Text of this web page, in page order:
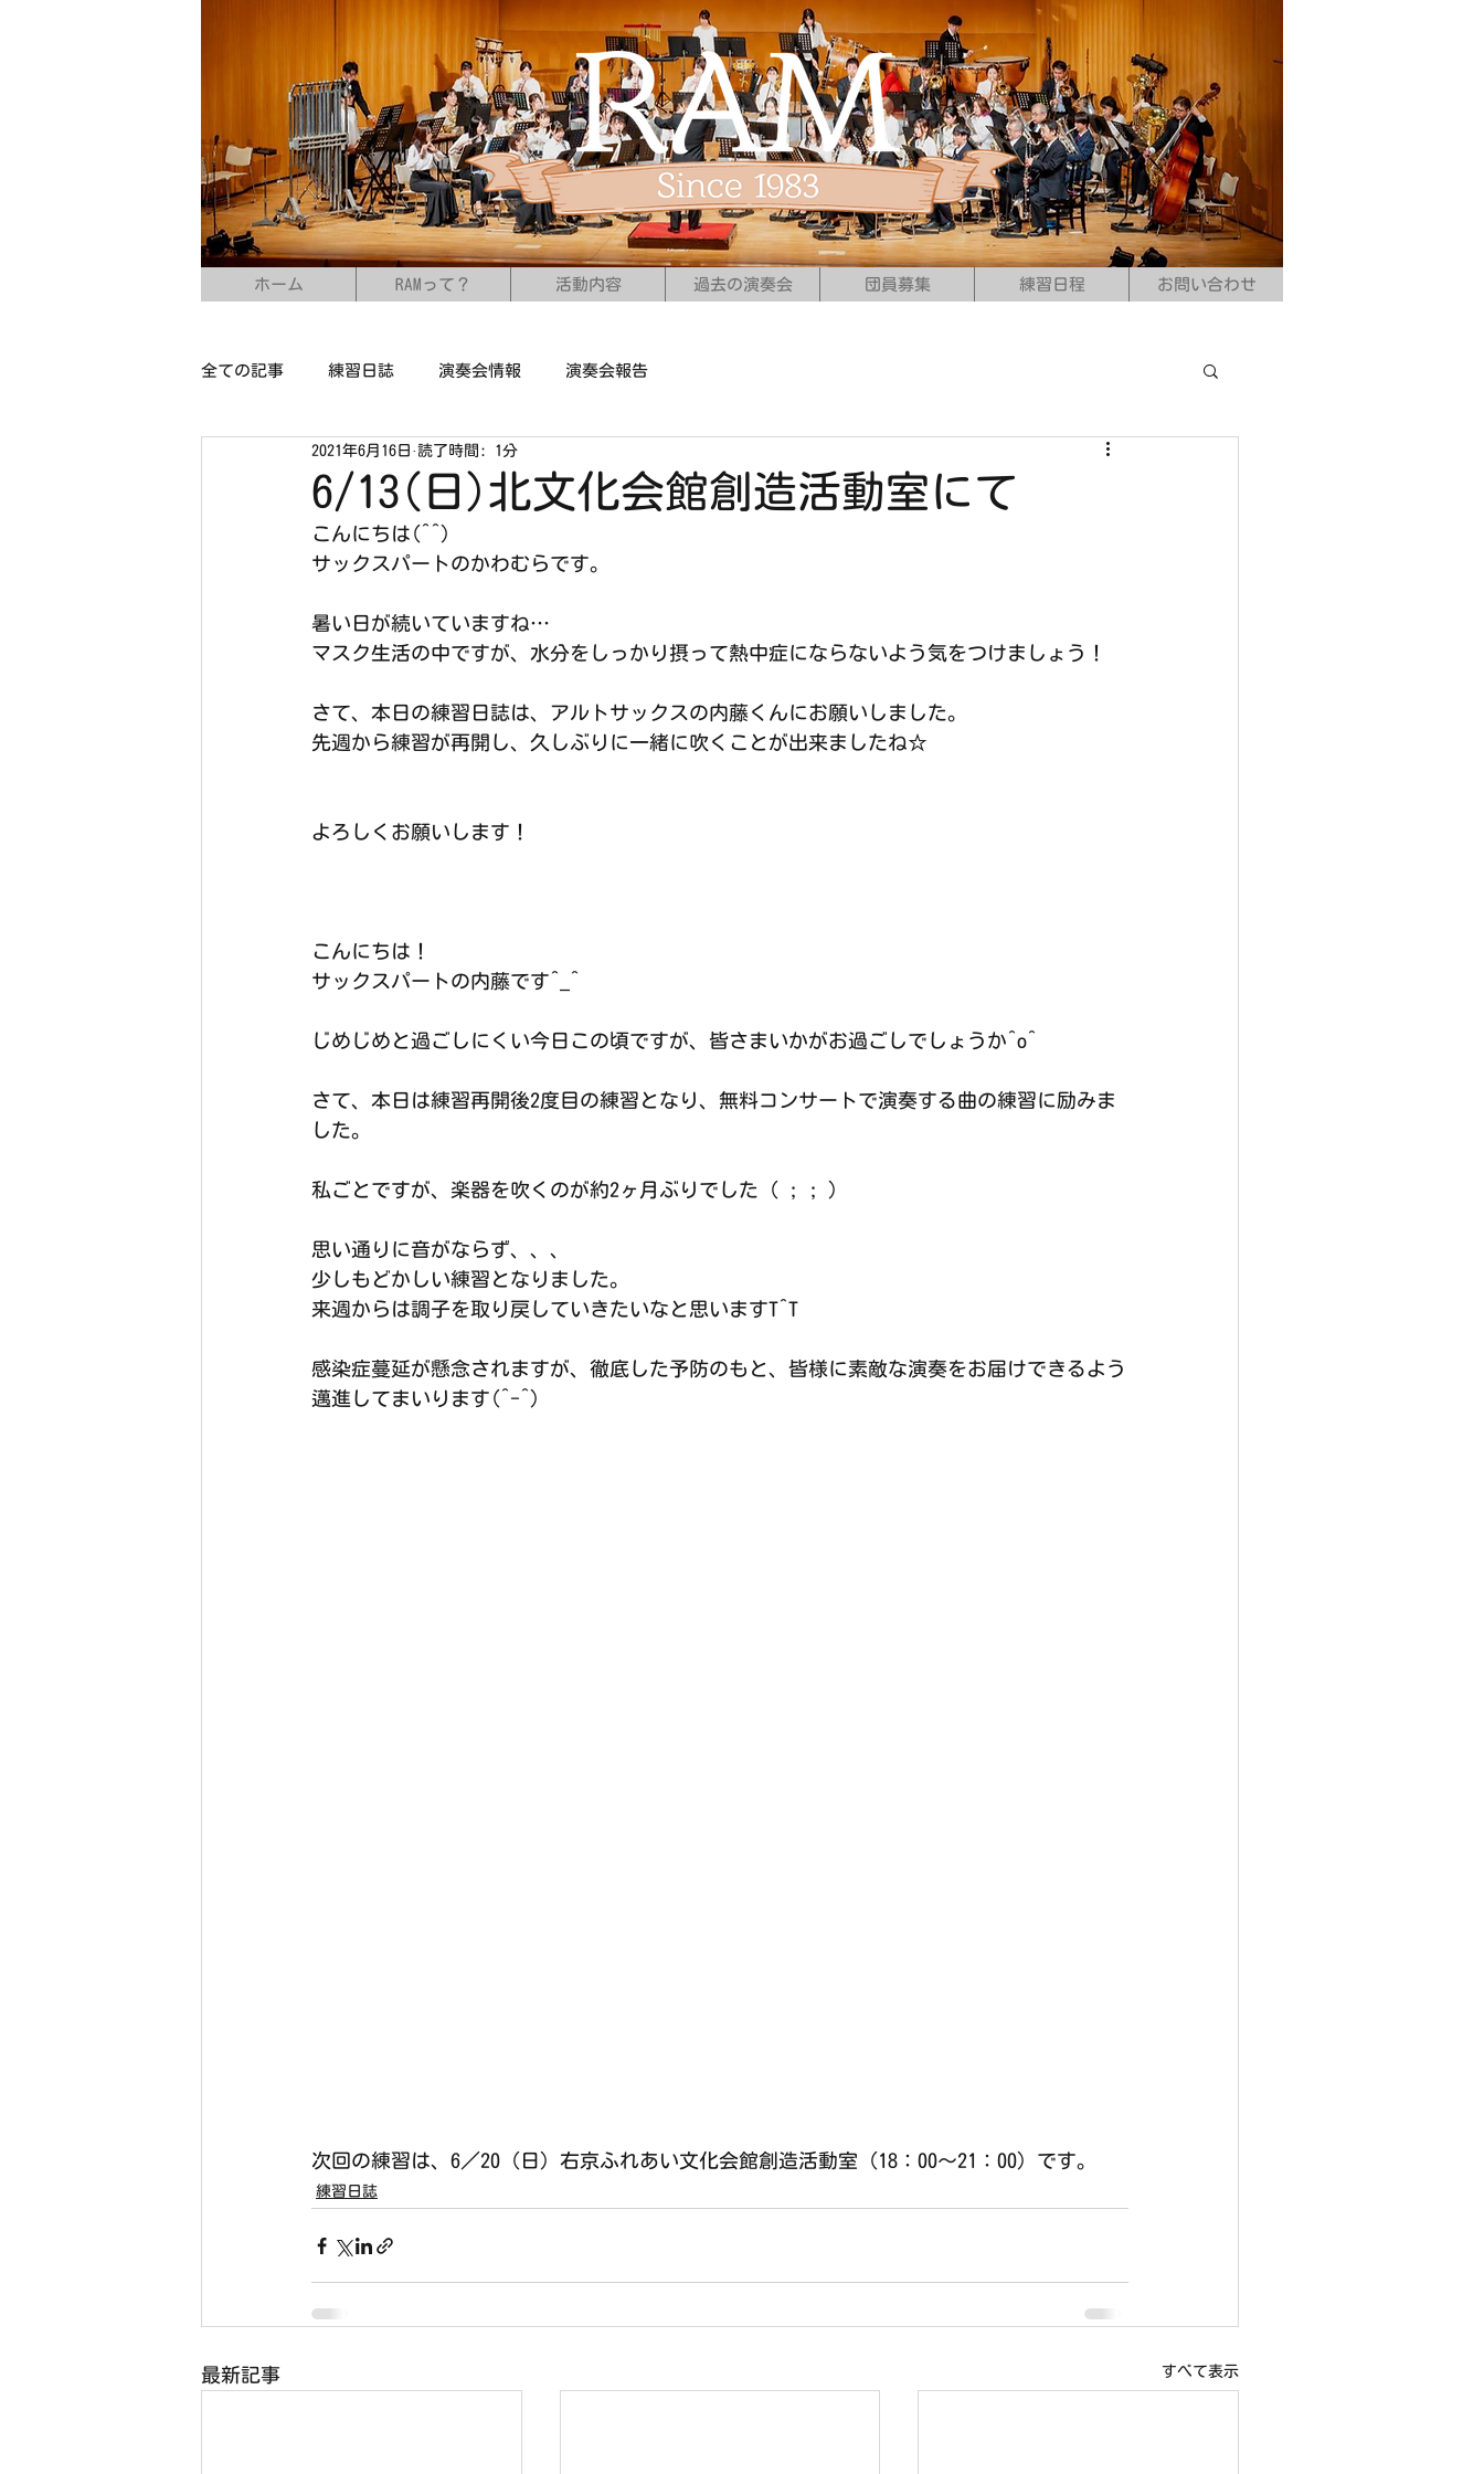
ホーム RAMって？ 活動内容 過去の演奏会 団員募集 練習日程 お問い合わせ
全ての記事 練習日誌 演奏会情報 演奏会報告
6/13(日)北文化会館創造活動室にて
2021年6月16日 読了時間: 1分
こんにちは(^^)
サックスパートのかわむらです。
暑い日が続いていますね…
マスク生活の中ですが、水分をしっかり摂って熱中症にならないよう気をつけましょう！
さて、本日の練習日誌は、アルトサックスの内藤くんにお願いしました。
先週から練習が再開し、久しぶりに一緒に吹くことが出来ましたね☆
よろしくお願いします！
こんにちは！
サックスパートの内藤です^_^
じめじめと過ごしにくい今日この頃ですが、皆さまいかがお過ごしでしょうか^o^
さて、本日は練習再開後2度目の練習となり、無料コンサートで演奏する曲の練習に励みま
した。
私ごとですが、楽器を吹くのが約2ヶ月ぶりでした（ ; ; ）
思い通りに音がならず、、、
少しもどかしい練習となりました。
来週からは調子を取り戻していきたいなと思いますT^T
感染症蔓延が懸念されますが、徹底した予防のもと、皆様に素敵な演奏をお届けできるよう
邁進してまいります(^-^)
次回の練習は、6／20（日）右京ふれあい文化会館創造活動室（18：00～21：00）です。
練習日誌
最新記事 すべて表示